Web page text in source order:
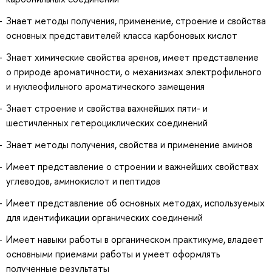
Знает методы получения, применение, строение и свойства
основных представителей класса карбоновых кислот
Знает химические свойства аренов, имеет представление
о природе ароматичности, о механизмах электрофильного
и нуклеофильного ароматического замещения
Знает строение и свойства важнейших пяти- и
шестичленных гетероциклических соединений
Знает методы получения, свойства и применение аминов
Имеет представление о строении и важнейших свойствах
углеводов, аминокислот и пептидов
Имеет представление об основных методах, используемых
для идентификации органических соединений
Имеет навыки работы в органическом практикуме, владеет
основными приемами работы и умеет оформлять
полученные результаты